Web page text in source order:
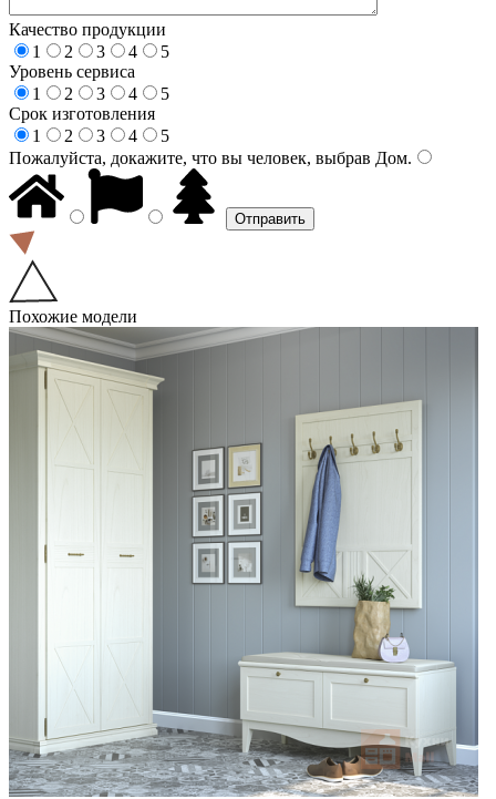
Качество продукции
1
2 3 4
5
Уровень сервиса
1
2 3 4
5
Срок изготовления
1
2 3 4
5
Пожалуйста, докажите, что вы человек, выбрав Дом.
Похожие модели